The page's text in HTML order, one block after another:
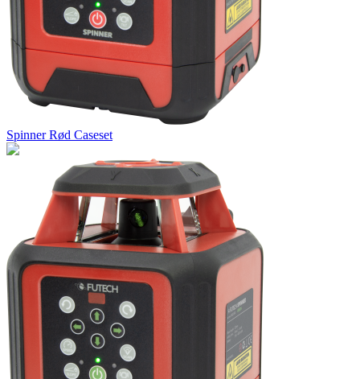
Spinner Rød Caseset